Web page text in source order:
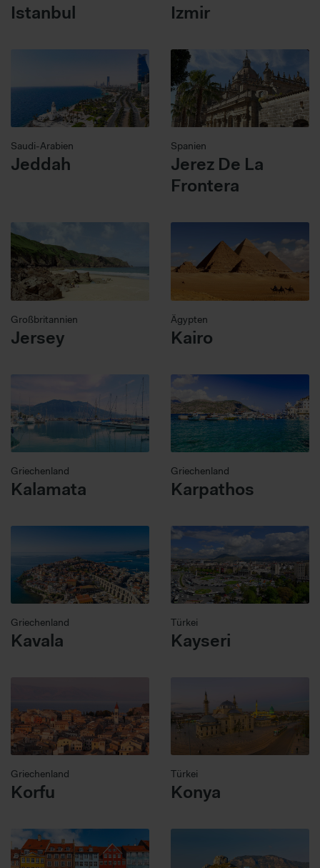
Istanbul Izmir
Saudi-Arabien
Jeddah
Spanien
Jerez De La
Frontera
Großbritannien
Jersey
Ägypten
Kairo
Griechenland
Kalamata
Griechenland
Karpathos
Griechenland
Kavala
Türkei
Kayseri
Griechenland
Korfu
Türkei
Konya